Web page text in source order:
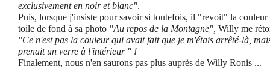
exclusivement en noir et blanc".
Puis, lorsque j'insiste pour savoir si toutefois, il "revoit" la
toile de fond à sa photo "Au repos de la Montagne", Willy me
"Ce n'est pas la couleur qui avait fait que je m'étais arrêté-là,
prenait un verre à l'intérieur " !
Finalement, nous n'en saurons pas plus auprès de Willy Ronis ...